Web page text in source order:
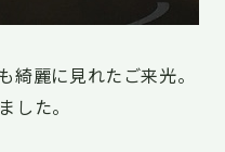
綺麗に見れたご来光。
した。